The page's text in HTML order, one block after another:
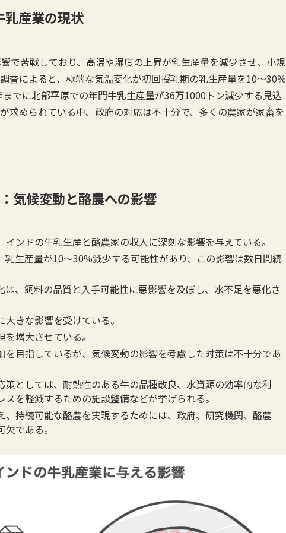
乳産業の現状
で苦戦しており、高温や湿度の上昇が乳生産量を減少させ、小規
査によると、極端な気温変化が初回授乳期の乳生産量を10～30％
でに北部平原での年間牛乳生産量が36万1000トン減少する見込
求められている中、政府の対応は不十分で、多くの農家が家畜を
気候変動と酪農への影響
ンドの牛乳生産と酪農家の収入に深刻な影響を与えている。
乳生産量が10～30%減少する可能性があり、この影響は数日間続
は、飼料の品質と入手可能性に悪影響を及ぼし、水不足を悪化さ
きな影響を受けている。
増大させている。
を目指しているが、気候変動の影響を考慮した対策は不十分であ
策としては、耐熱性のある牛の品種改良、水資源の効率的な利
を軽減するための施設整備などが挙げられる。
、持続可能な酪農を実現するためには、政府、研究機関、酪農
である。